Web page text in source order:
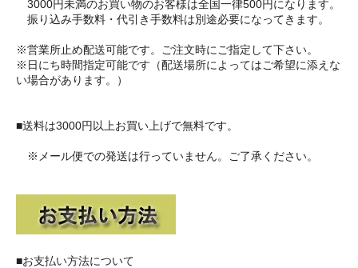
3000円未満のお買い物のお客様は全国一律500円になります。
振り込み手数料・代引き手数料は別途必要になってきます。
※営業所止め配送可能です。ご注文時にご指定して下さい。
※日にち時間指定可能です（配送場所によってはご希望に添えな
い場合があります。）
■送料は3000円以上お買い上げで無料です。
※メール便での発送は行っていません。ご了承ください。
■お支払い方法について